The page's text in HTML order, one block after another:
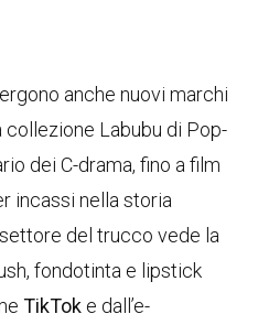
anche nuovi marchi
Labubu di Pop-
dei C-drama, fino a film
incassi nella storia
del trucco vede la
fondotinta e lipstick
TikTok e dall’e-